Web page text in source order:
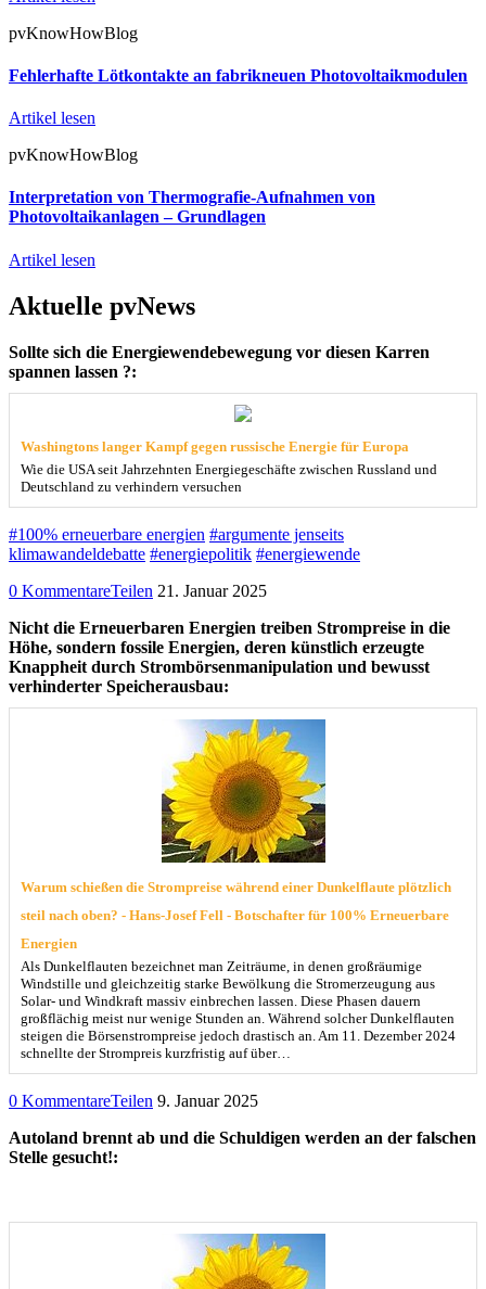
pvKnowHowBlog
Fehlerhafte Lötkontakte an fabrikneuen Photovoltaikmodulen
Artikel lesen
pvKnowHowBlog
Interpretation von Thermografie-Aufnahmen von
Photovoltaikanlagen – Grundlagen
Artikel lesen
Aktuelle pvNews
Sollte sich die Energiewendebewegung vor diesen Karren
spannen lassen ?:
Washingtons langer Kampf gegen russische Energie für Europa
Wie die USA seit Jahrzehnten Energiegeschäfte zwischen Russland und
Deutschland zu verhindern versuchen
#100% erneuerbare energien #argumente jenseits
klimawandeldebatte #energiepolitik #energiewende
0 KommentareTeilen 21. Januar 2025
Nicht die Erneuerbaren Energien treiben Strompreise in die
Höhe, sondern fossile Energien, deren künstlich erzeugte
Knappheit durch Strombörsenmanipulation und bewusst
verhinderter Speicherausbau:
Warum schießen die Strompreise während einer Dunkelflaute plötzlich
steil nach oben? - Hans-Josef Fell - Botschafter für 100% Erneuerbare
Energien
Als Dunkelflauten bezeichnet man Zeiträume, in denen großräumige
Windstille und gleichzeitig starke Bewölkung die Stromerzeugung aus
Solar- und Windkraft massiv einbrechen lassen. Diese Phasen dauern
großflächig meist nur wenige Stunden an. Während solcher Dunkelflauten
steigen die Börsenstrompreise jedoch drastisch an. Am 11. Dezember 2024
schnellte der Strompreis kurzfristig auf über…
0 KommentareTeilen 9. Januar 2025
Autoland brennt ab und die Schuldigen werden an der falschen
Stelle gesucht!: